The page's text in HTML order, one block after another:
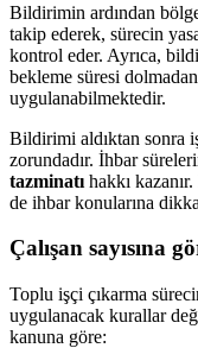
Bildirimin ardından
takip ederek, sürecin
kontrol eder. Ayrıca,
bekleme süresi
uygulanabilmektedir.
Bildirimi aldıktan sonra
zorundadır. İhbar
tazminatı hakkı
de ihbar konularına
Çalışan sayısına
Toplu işçi çıkarma
uygulanacak kurallar
kanuna göre: